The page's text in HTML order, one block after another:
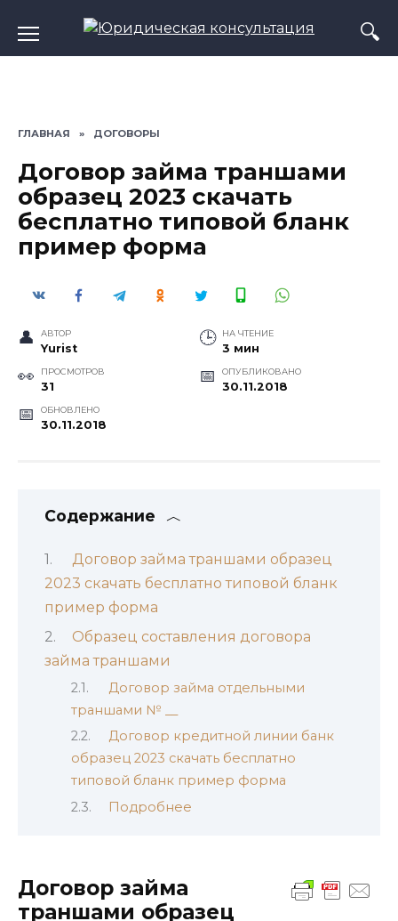
содержанию
ГЛАВНАЯ » ДОГОВОРЫ
Договор займа траншами
образец 2023 скачать
бесплатно типовой бланк
пример форма
АВТОР
Yurist
НА ЧТЕНИЕ
3 мин
ПРОСМОТРОВ
31
ОПУБЛИКОВАНО
30.11.2018
ОБНОВЛЕНО
30.11.2018
Содержание
Договор займа траншами образец
2023 скачать бесплатно типовой бланк
пример форма
Образец составления договора
займа траншами
Договор займа отдельными
траншами № __
Договор кредитной линии банк
образец 2023 скачать бесплатно
типовой бланк пример форма
Подробнее
Договор займа
траншами образец